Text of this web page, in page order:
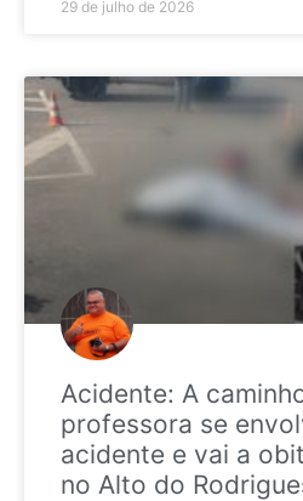
29 de julho de 2026
Acidente: A
professora se
acidente e vai a
no Alto do